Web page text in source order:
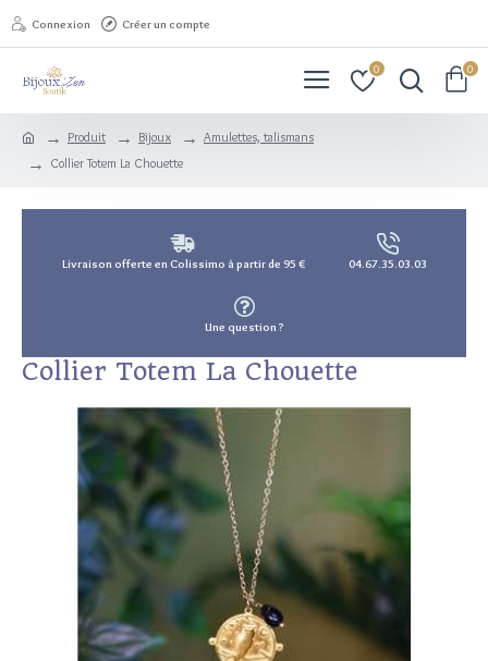
Connexion Créer un compte
0 0
Produit Bijoux
Amulettes, talismans
Collier Totem La Chouette
Livraison offerte en Colissimo à partir de 95 € 04.67.35.03.03
Une question ?
Collier Totem La Chouette